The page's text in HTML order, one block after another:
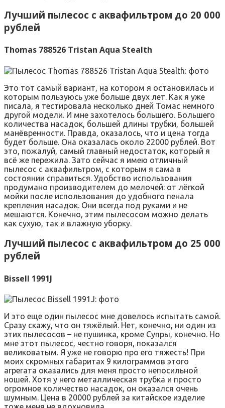
Лучший пылесос с аквафильтром до 20 000
рублей
Thomas 788526 Tristan Aqua Stealth
Это тот самый вариант, на котором я остановилась и
которым пользуюсь уже больше двух лет. Как я уже
писала, я тестировала несколько дней Томас немного
другой модели. И мне захотелось большего. Большего
количества насадок, большей длины трубки, большей
манёвренности. Правда, оказалось, что и цена тогда
будет больше. Она оказалась около 22000 рублей. Вот
это, пожалуй, самый главный недостаток, который я
всё же пережила. Зато сейчас я имею отличный
пылесос с аквафильтром, с которым я сама в
состоянии справиться. Удобство использования
продумано производителем до мелочей: от лёгкой
мойки после использования до удобного пенала
крепления насадок. Они всегда под руками и не
мешаются. Конечно, этим пылесосом можно делать
как сухую, так и влажную уборку.
Лучший пылесос с аквафильтром до 25 000
рублей
Bissell 1991J
И это еще один пылесос мне довелось испытать самой.
Сразу скажу, что он тяжёлый. Нет, конечно, ни один из
этих пылесосов – не пушинка, кроме Супры, конечно. Но
мне этот пылесос, честно говоря, показался
великоватым. Я уже не говорю про его тяжесть! При
моих скромных габаритах 9 килограммов этого
агрегата оказались для меня просто непосильной
ношей. Хотя у него металлическая трубка и просто
огромное количество насадок, он оказался очень
шумным. Цена в 20000 рублей за китайское изделие